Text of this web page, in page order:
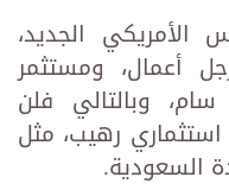
الجديد،
أعمال، ومستثمر
وبالتالي فلن
رهيب، مثل
السعودية.